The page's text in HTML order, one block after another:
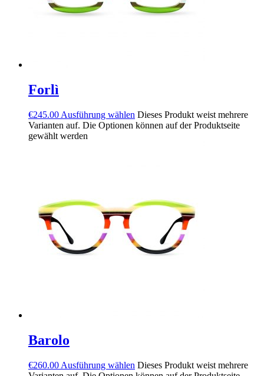
Forlì
€245.00 Ausführung wählen Dieses Produkt weist mehrere
Varianten auf. Die Optionen können auf der Produktseite
gewählt werden
Barolo
€260.00 Ausführung wählen Dieses Produkt weist mehrere